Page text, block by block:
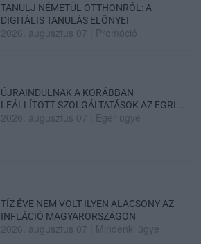
TANULJ NÉMETÜL OTTHONRÓL: A
DIGITÁLIS TANULÁS ELŐNYEI
2026. augusztus 07 Promóció
ÚJRAINDULNAK A KORÁBBAN
LEÁLLÍTOTT SZOLGÁLTATÁSOK AZ EGRI...
2026. augusztus 07 Eger ügye
TÍZ ÉVE NEM VOLT ILYEN ALACSONY AZ
INFLÁCIÓ MAGYARORSZÁGON
2026. augusztus 07 Mindenki ügye